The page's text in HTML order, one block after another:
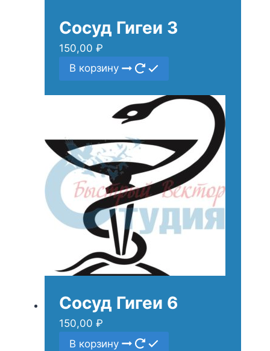
Сосуд Гигеи 3
150,00 ₽
В корзину
Сосуд Гигеи 6
150,00 ₽
В корзину